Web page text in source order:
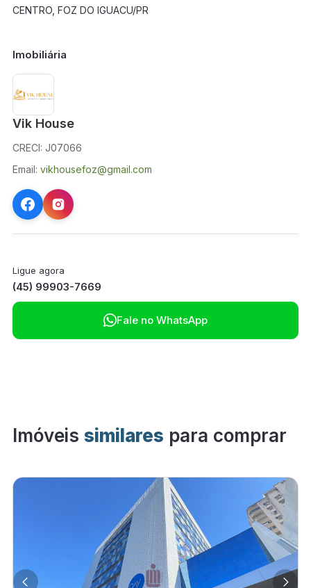
CENTRO, FOZ DO IGUACU/PR
Imobiliária
Vik House
CRECI: J07066
Email: vikhousefoz@gmail.com
Ligue agora
(45) 99903-7669
Fale no WhatsApp
Imóveis similares para comprar